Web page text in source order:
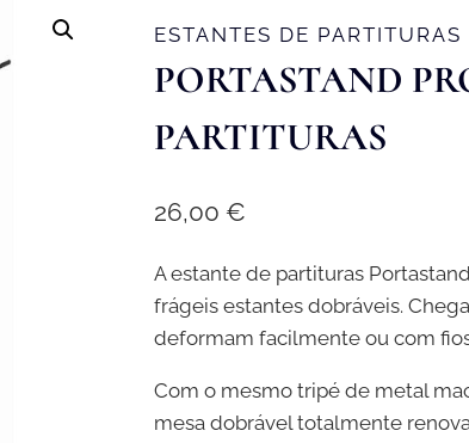
ESTANTES DE PARTITURAS
PORTASTAND
PARTITURAS
26,00 €
A estante de partituras
frágeis estantes dobráveis.
deformam facilmente ou com
Com o mesmo tripé de metal
mesa dobrável totalmente